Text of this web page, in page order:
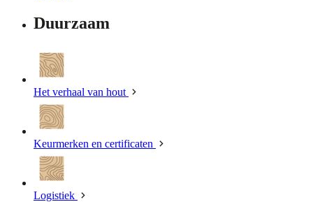
Duurzaam
Het verhaal van hout
Keurmerken en certificaten
Logistiek